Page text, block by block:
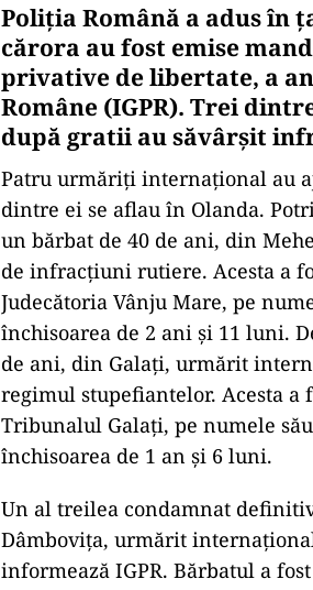
Poliţia Română a adus în
cărora au fost emise
privative de libertate, a
Române (IGPR). Trei
după gratii au săvârșit
Patru urmăriți internațional au
dintre ei se aflau în Olanda.
un bărbat de 40 de ani, din
de infracţiuni rutiere. Acesta a
Judecătoria Vânju Mare, pe
închisoarea de 2 ani şi 11 luni.
de ani, din Galaţi, urmărit
regimul stupefiantelor. Acesta a
Tribunalul Galaţi, pe numele
închisoarea de 1 an şi 6 luni.
Un al treilea condamnat
Dâmboviţa, urmărit
informează IGPR. Bărbatul a